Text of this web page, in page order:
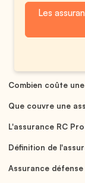
Les
Combien coûte
Que couvre une
L'assurance RC
Définition de
Assurance